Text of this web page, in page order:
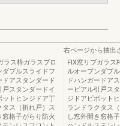
ラス枠ガラスブロ
ダブルスライドフ
アスタンダード
スタンダードイ
ットヒンジドア丁
ス（折れ戸）ス
格子がらり防火
右ページから抽出
FIX窓リブガラス
ルオープンダブ
ドハンガードア
ービアル引戸ス
ジドアピボット
ランドラクタス
し窓外開き窓格